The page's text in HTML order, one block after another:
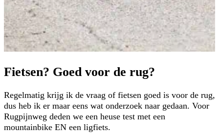
Fietsen? Goed voor de rug?
Regelmatig krijg ik de vraag of fietsen goed is voor de rug,
dus heb ik er maar eens wat onderzoek naar gedaan. Voor
Rugpijnweg deden we een heuse test met een
mountainbike EN een ligfiets.